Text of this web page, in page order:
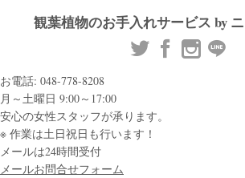
観葉植物のお手入れサービス by
お電話: 048-778-8208
月～土曜日 9:00～17:00
安心の女性スタッフが承ります。
※ 作業は土日祝日も行います！
メールは24時間受付
メールお問合せフォーム